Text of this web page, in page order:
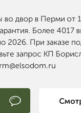
во двор в Перми от
Более 4017
2026. При заказе
запрос КП